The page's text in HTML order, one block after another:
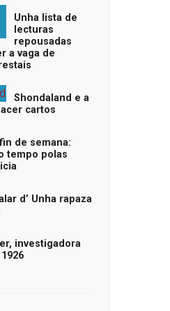
Unha lista de
lecturas
repousadas
a vaga de
Shondaland e a
cartos
de semana:
tempo polas
d’ Unha rapaza
investigadora